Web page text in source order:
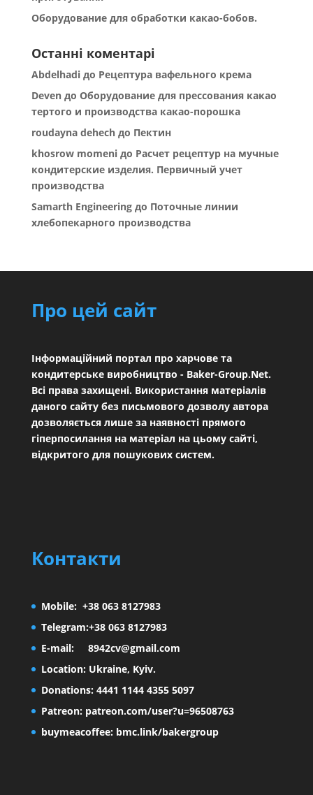
Оборудование для обработки какао-бобов.
Останні коментарі
Abdelhadiдо Рецептура вафельного крема
Devenдо Оборудование для прессования какао
тертого и производства какао-порошка
roudayna dehechдо Пектин
khosrow momeniдо Расчет рецептур на мучные
кондитерские изделия. Первичный учет
производства
Samarth Engineeringдо Поточные линии
хлебопекарного производства
Про цей сайт
Інформаційний портал про харчове та
кондитерське виробництво - Baker-Group.Net.
Всі права захищені. Використання матеріалів
даного сайту без письмового дозволу автора
дозволяється лише за наявності прямого
гіперпосилання на матеріал на цьому сайті,
відкритого для пошукових систем.
Контакти
Mobile: +38 063 8127983
Telegram:+38 063 8127983
E-mail:
8942cv@gmail.com
Location:Ukraine, Kyiv.
Donations:4441 1144 4355 5097
Patreon: patreon.com/user?u=96508763
buymeacoffee: bmc.link/bakergroup